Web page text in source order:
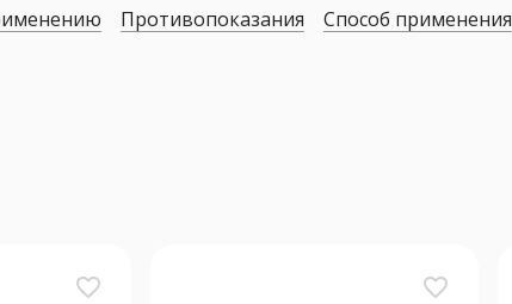
Противопоказания Способ применения
favorite_border favorite_border